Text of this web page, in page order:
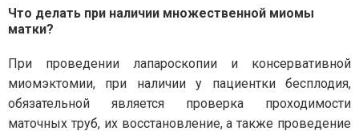
Что делать при наличии множественной миомы
матки?
При проведении лапароскопии и консервативной
миомэктомии, при наличии у пациентки бесплодия,
обязательной является проверка проходимости
маточных труб, их восстановление, а также проведение